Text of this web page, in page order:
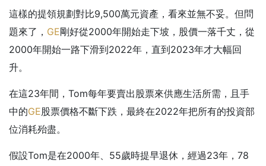
這樣的提領規劃對比9,500萬元資產，看來並無不妥。但問
題來了， GE剛好從2000年開始走下坡，股價一落千丈，從
2000年開始一路下滑到2022年，直到2023年才大幅回
升。
在這23年間，Tom每年要賣出股票來供應生活所需，且手
中的GE股票價格不斷下跌，最終在2022年把所有的投資部
位消耗殆盡。
假設Tom是在2000年、55歲時提早退休，經過23年，78